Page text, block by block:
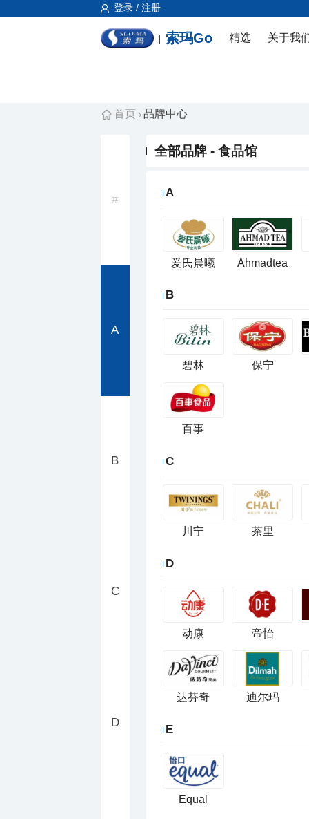
登录 / 注册
索玛Go 精选 关于我
首页 品牌中心
#
A
B
C
D
全部品牌 - 食品馆
A
爱氏晨曦 Ahmadtea
B
碧林 保宁
百事
C
川宁 茶里
D
动康 帝怡
达芬奇 迪尔玛
E
Equal